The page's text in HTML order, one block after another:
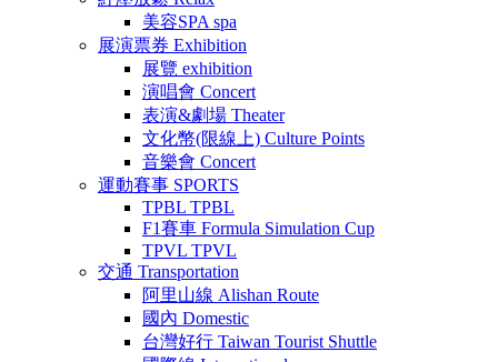
美容SPA spa
展演票券 Exhibition
展覽 exhibition
演唱會 Concert
表演&劇場 Theater
文化幣(限線上) Culture Points
音樂會 Concert
運動賽事 SPORTS
TPBL TPBL
F1賽車 Formula Simulation Cup
TPVL TPVL
交通 Transportation
阿里山線 Alishan Route
國內 Domestic
台灣好行 Taiwan Tourist Shuttle